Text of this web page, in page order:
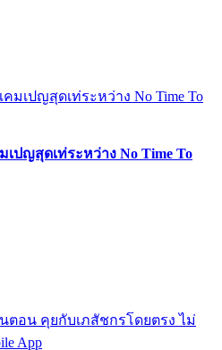
เปญสุดเท่ระหว่าง No Time To